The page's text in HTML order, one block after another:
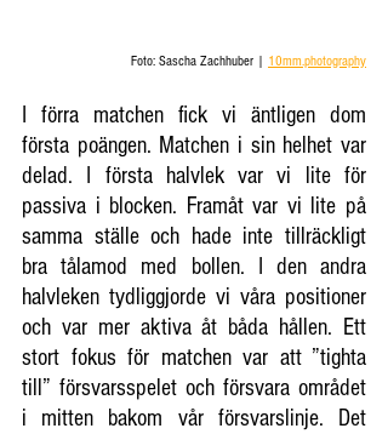
Foto: Sascha Zachhuber | 10mm.photography
I förra matchen fick vi äntligen dom
första poängen. Matchen i sin helhet var
delad. I första halvlek var vi lite för
passiva i blocken. Framåt var vi lite på
samma ställe och hade inte tillräckligt
bra tålamod med bollen. I den andra
halvleken tydliggjorde vi våra positioner
och var mer aktiva åt båda hållen. Ett
stort fokus för matchen var att ”tighta
till” försvarsspelet och försvara området
i mitten bakom vår försvarslinje. Det